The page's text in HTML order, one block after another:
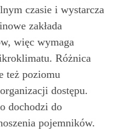
czasie i wystarcza
zakłada
więc wymaga
Różnica
też poziomu
dostępu.
dochodzi do
pojemników.